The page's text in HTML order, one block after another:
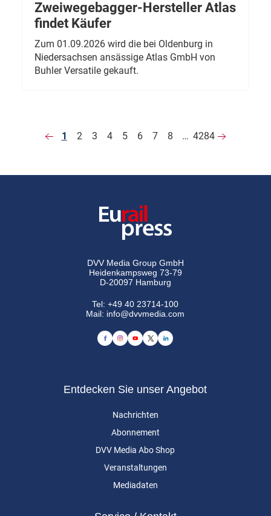
Zweiwegebagger-Hersteller Atlas
findet Käufer
Zum 01.09.2026 wird die bei Oldenburg in
Niedersachsen ansässige Atlas GmbH von
Buhler Versatile gekauft.
1 2 3 4 5 6 7 8 … 4284
DVV Media Group GmbH
Heidenkampsweg 73-79
D-20097 Hamburg
Tel:+49 40 23714-100
Mail: info@dvvmedia.com
Entdecken Sie unser Angebot
Nachrichten
Abonnement
DVV Media Abo Shop
Veranstaltungen
Mediadaten